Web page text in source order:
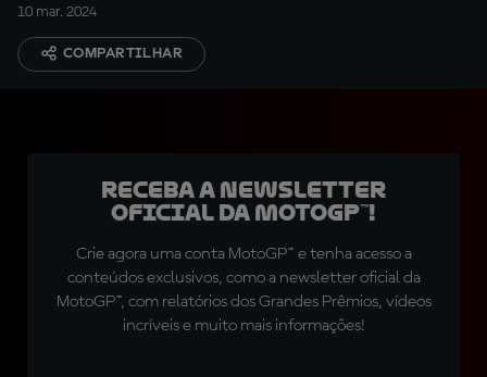
10 mar. 2024
COMPARTILHAR
Receba a newsletter
oficial da MotoGP™!
Crie agora uma conta MotoGP™ e tenha acesso a
conteúdos exclusivos, como a newsletter oficial da
MotoGP™, com relatórios dos Grandes Prêmios, vídeos
incríveis e muito mais informações!